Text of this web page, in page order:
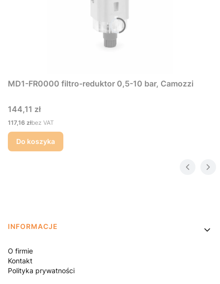
MD1-FR0000 filtro-reduktor 0,5-10 bar, Camozzi
Cena
144,11 zł
Cena
117,16 złbez VAT
Do koszyka
Linki w stopce
INFORMACJE
O firmie
Kontakt
Polityka prywatności